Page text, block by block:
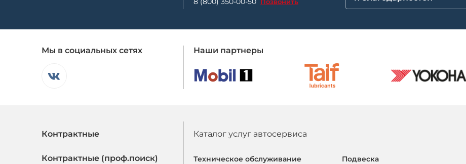
Мы в социальных сетях Наши партнеры
Контрактные
Контрактные (проф.поиск)
Каталог услуг автосервиса
Техническое обслуживание
Подвеска